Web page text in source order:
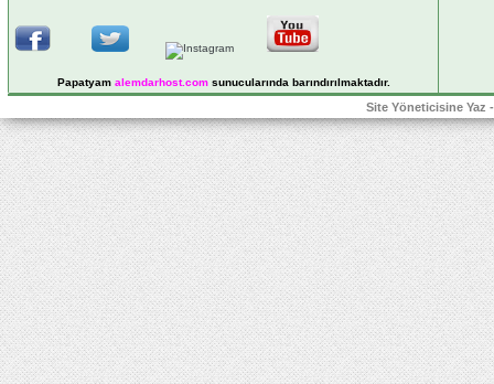
Papatyam alemdarhost.comsunucularında barındırılmaktadır.
Site Yöneticisine Yaz